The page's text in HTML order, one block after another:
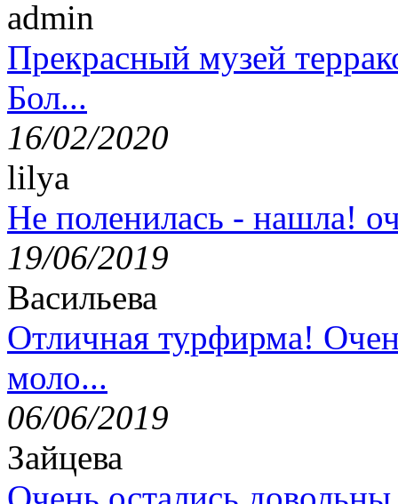
admin
Прекрасный музей
Бол...
16/02/2020
lilya
Не поленилась - нашла!
19/06/2019
Васильева
Отличная турфирма!
моло...
06/06/2019
Зайцева